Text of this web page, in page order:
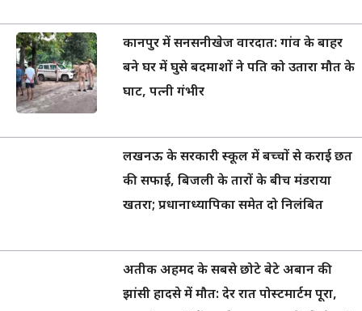
कानपुर में सनसनीखेज वारदात: गांव के बाहर
बने घर में घुसे बदमाशों ने पति को उतारा मौत के
घाट, पत्नी गंभीर
लखनऊ के सरकारी स्कूल में बच्चों से कराई छत
की सफाई, बिजली के तारों के बीच मंडराया
खतरा; प्रधानाध्यापिका समेत दो निलंबित
अतीक अहमद के सबसे छोटे बेटे अबान की
झांसी हादसे में मौत: देर रात पोस्टमार्टम पूरा,